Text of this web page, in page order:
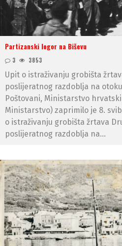
Partizanski logor na Biševu
3 3853
Upit o istraživanju grobišta
poslijeratnog razdoblja na otoku
Poštovani, Ministarstvo
Ministarstvo) zaprimilo je 8.
o istraživanju grobišta žrtava
poslijeratnog razdoblja na...